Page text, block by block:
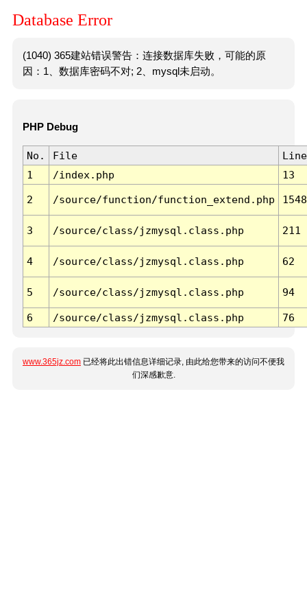
Database Error
(1040) 365建站错误警告：连接数据库失败，可能的原
因：1、数据库密码不对; 2、mysql未启动。
PHP Debug
No. File
Line
1
/index.php 13
2 /source/function/function_extend.php 1548
3 /source/class/jzmysql.class.php 211
4 /source/class/jzmysql.class.php 62
5 /source/class/jzmysql.class.php 94
6 /source/class/jzmysql.class.php 76
www.365jz.com 已经将此出错信息详细记录, 由此给您带来的访问不便我
们深感歉意.